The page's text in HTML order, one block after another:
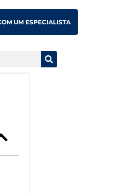
UM ESPECIALISTA